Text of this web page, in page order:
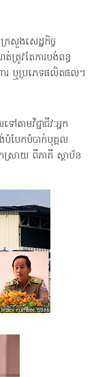
រសួងសេដ្ឋកិច្ច
រូវតែការបង់ពន្ធ
រ ឬប្រភេទផលិតផល។
តាមវិជ្ជាជីវៈអ្នក
បំបែកបំបាក់បុគ្គល
រាយ ពីភាគី ស្ថាប័ន